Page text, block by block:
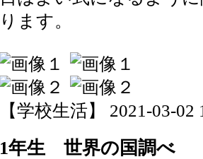
ります。
【学校生活】 2021-03-02
1年生 世界の国調べ